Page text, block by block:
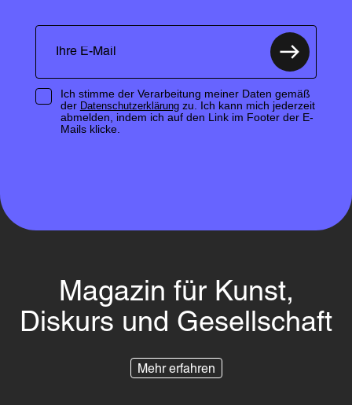
Ich stimme der Verarbeitung meiner Daten gemäß
der Datenschutzerklärungzu. Ich kann mich jederzeit
abmelden, indem ich auf den Link im Footer der E-
Mails klicke.
Magazin für Kunst,
Diskurs und Gesellschaft
Mehr erfahren